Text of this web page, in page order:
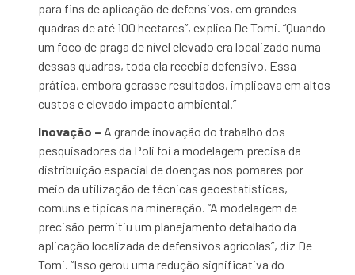
para fins de aplicação de defensivos, em grandes
quadras de até 100 hectares”, explica De Tomi. “Quando
um foco de praga de nível elevado era localizado numa
dessas quadras, toda ela recebia defensivo. Essa
prática, embora gerasse resultados, implicava em altos
custos e elevado impacto ambiental.”
Inovação – A grande inovação do trabalho dos
pesquisadores da Poli foi a modelagem precisa da
distribuição espacial de doenças nos pomares por
meio da utilização de técnicas geoestatísticas,
comuns e típicas na mineração. “A modelagem de
precisão permitiu um planejamento detalhado da
aplicação localizada de defensivos agrícolas”, diz De
Tomi. “Isso gerou uma redução significativa do